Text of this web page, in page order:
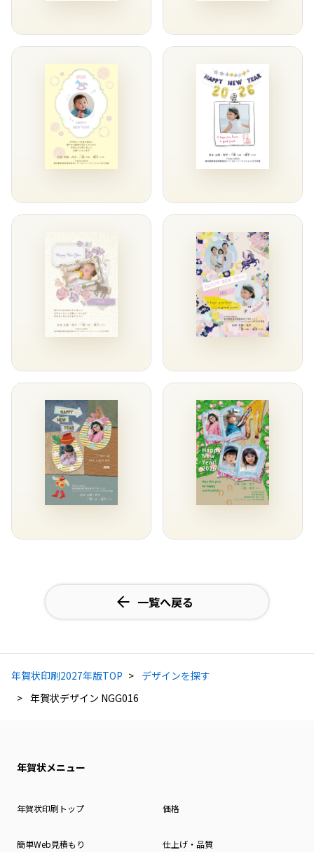
一覧へ戻る
年賀状印刷2027年版TOP
デザインを探す
年賀状デザイン NGG016
年賀状メニュー
年賀状印刷トップ 価格
簡単Web見積もり 仕上げ・品質